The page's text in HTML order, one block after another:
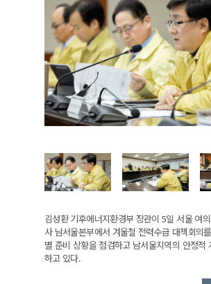
김성환 기후에너지환경부 장관이 5일 서울 여
사 남서울본부에서 겨울철 전력수급 대책회의
별 준비 상황을 점검하고 남서울지역의 안정적
하고 있다.